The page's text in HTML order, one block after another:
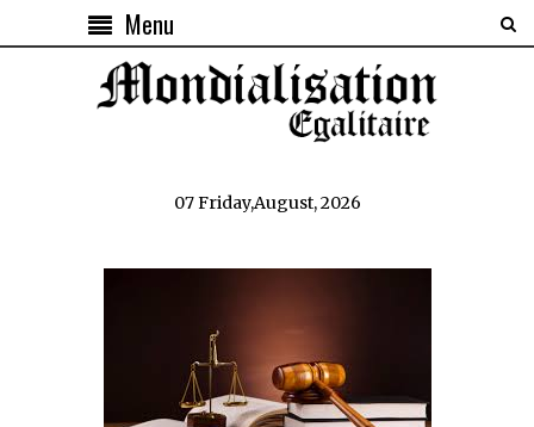
Menu
07 Friday,August, 2026